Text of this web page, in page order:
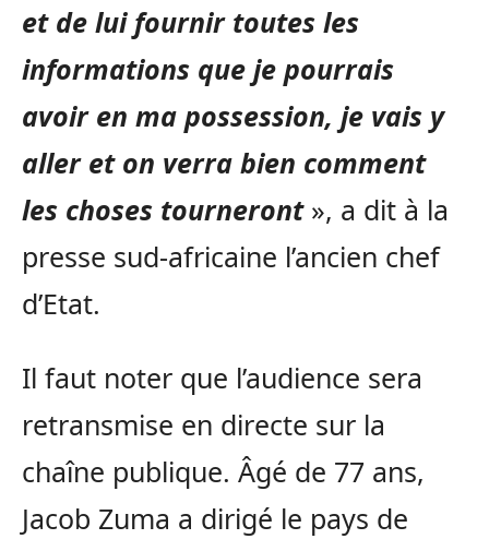
et de lui fournir toutes les
informations que je pourrais
avoir en ma possession, je vais y
aller et on verra bien comment
les choses tourneront», a dit à la
presse sud-africaine l’ancien chef
d’Etat.
Il faut noter que l’audience sera
retransmise en directe sur la
chaîne publique. Âgé de 77 ans,
Jacob Zuma a dirigé le pays de